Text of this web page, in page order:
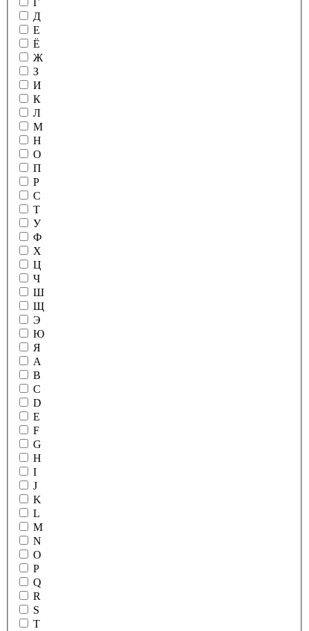
Г
Д
Е
Ё
Ж
З
И
К
Л
М
Н
О
П
Р
С
Т
У
Ф
Х
Ц
Ч
Ш
Щ
Э
Ю
Я
A
B
C
D
E
F
G
H
I
J
K
L
M
N
O
P
Q
R
S
T